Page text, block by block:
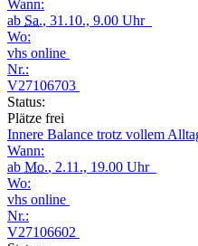
Wann:
ab Sa., 31.10., 9.00 Uhr
Wo:
vhs online
Nr.:
V27106703
Status:
Plätze frei
Innere Balance trotz vollem
Wann:
ab Mo., 2.11., 19.00 Uhr
Wo:
vhs online
Nr.:
V27106602